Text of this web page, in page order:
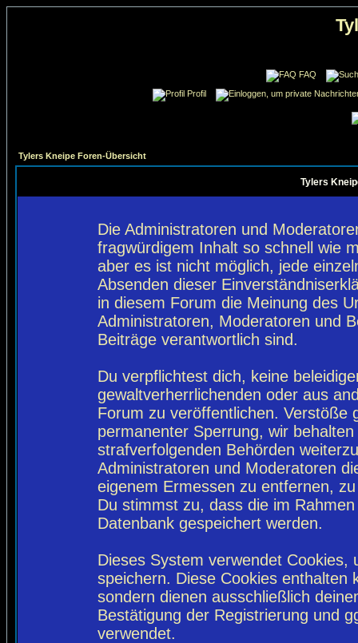
FAQ
Profil
Tylers Kneipe Foren-Übersicht
Tylers
Die Administratoren und
fragwürdigem Inhalt so schnell wie
aber es ist nicht möglich, jede
Absenden dieser
in diesem Forum die Meinung des
Administratoren, Moderatoren und
Beiträge verantwortlich sind.
Du verpflichtest dich, keine
gewaltverherrlichenden oder aus
Forum zu veröffentlichen. Verstöße
permanenter Sperrung, wir
strafverfolgenden Behörden
Administratoren und Moderatoren
eigenem Ermessen zu entfernen,
Du stimmst zu, dass die im
Datenbank gespeichert werden.
Dieses System verwendet
speichern. Diese Cookies enthalten
sondern dienen ausschließlich
Bestätigung der Registrierung und
verwendet.